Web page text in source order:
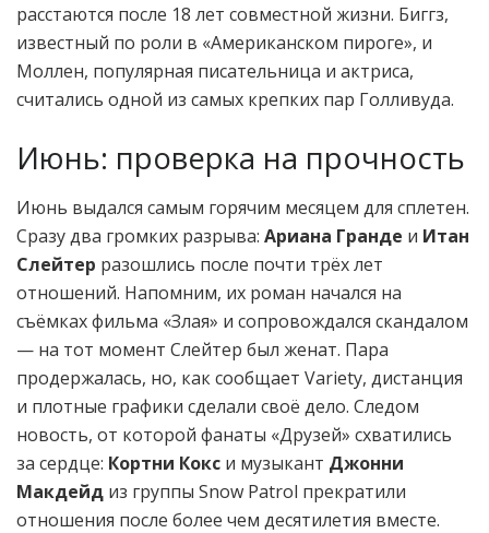
расстаются после 18 лет совместной жизни. Биггз,
известный по роли в «Американском пироге», и
Моллен, популярная писательница и актриса,
считались одной из самых крепких пар Голливуда.
Июнь: проверка на прочность
Июнь выдался самым горячим месяцем для сплетен.
Сразу два громких разрыва: Ариана Гранде и Итан
Слейтер разошлись после почти трёх лет
отношений. Напомним, их роман начался на
съёмках фильма «Злая» и сопровождался скандалом
— на тот момент Слейтер был женат. Пара
продержалась, но, как сообщает Variety, дистанция
и плотные графики сделали своё дело. Следом
новость, от которой фанаты «Друзей» схватились
за сердце: Кортни Кокс и музыкант Джонни
Макдейд из группы Snow Patrol прекратили
отношения после более чем десятилетия вместе.